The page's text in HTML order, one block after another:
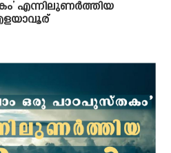
എന്നിലുണര്‍ത്തിയ